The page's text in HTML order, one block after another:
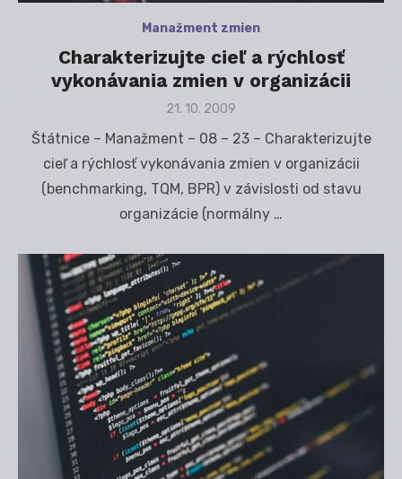
Manažment zmien
Charakterizujte cieľ a rýchlosť
vykonávania zmien v organizácii
Posted
21. 10. 2009
Štátnice – Manažment – 08 – 23 – Charakterizujte
cieľ a rýchlosť vykonávania zmien v organizácii
(benchmarking, TQM, BPR) v závislosti od stavu
organizácie (normálny …